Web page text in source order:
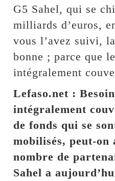
G5 Sahel, qui se
milliards d’euros,
vous l’avez suivi,
bonne ; parce que
intégralement
Lefaso.net :
intégralement
de fonds qui se
mobilisés, peut-
nombre de
Sahel a